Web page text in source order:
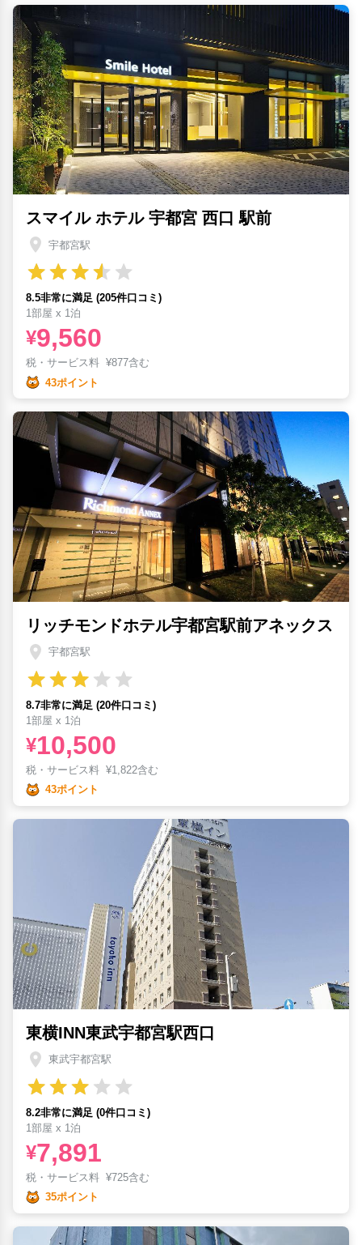
スマイル ホテル 宇都宮 西口 駅前
宇都宮駅
8.5非常に満足 (205件口コミ)
1部屋 x 1泊
¥9,560
税・サービス料 ¥877含む
43ポイント
リッチモンドホテル宇都宮駅前アネックス
宇都宮駅
8.7非常に満足 (20件口コミ)
1部屋 x 1泊
¥10,500
税・サービス料 ¥1,822含む
43ポイント
東横INN東武宇都宮駅西口
東武宇都宮駅
8.2非常に満足 (0件口コミ)
1部屋 x 1泊
¥7,891
税・サービス料 ¥725含む
35ポイント